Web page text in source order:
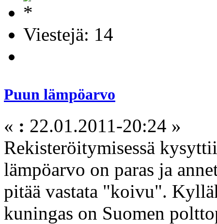
Viestejä: 14
Puun lämpöarvo
« : 22.01.2011-20:24 »
Rekisteröitymisessä
lämpöarvo on paras ja
pitää vastata "koivu".
kuningas on Suomen